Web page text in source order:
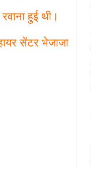
हुई थी।
सेंटर भेजाजा